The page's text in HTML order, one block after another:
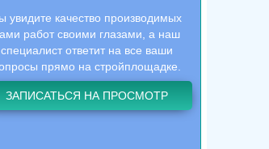
увидите качество производимых
работ своими глазами, а наш
специалист ответит на все ваши
прямо на стройплощадке.
ЗАПИСАТЬСЯ НА ПРОСМОТР